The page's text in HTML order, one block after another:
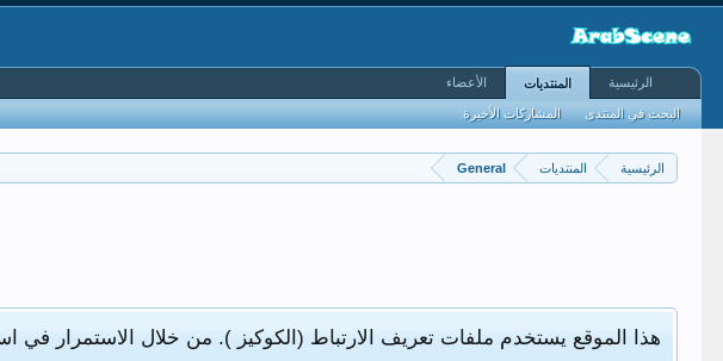
الرئيسية المنتديات General
هذا الموقع يستخدم ملفات تعريف الارتباط (الكوكيز ). من خلال الاستمرار في
الرئيسية المنتديات
البحث في المنتدى المشاركات الأخيرة
الأعضاء